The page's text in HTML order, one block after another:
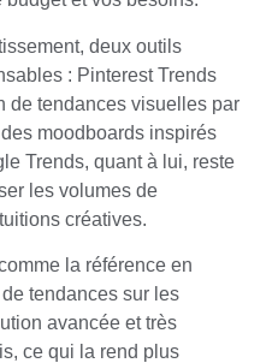
deux outils
: Pinterest Trends
de tendances visuelles par
moodboards inspirés
Trends, quant à lui, reste
les volumes de
créatives.
la référence en
tendances sur les
avancée et très
ce qui la rend plus